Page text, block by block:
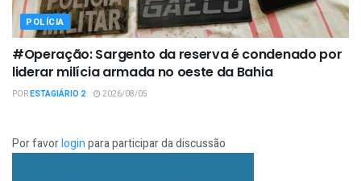
POLÍCIA
#Operação: Sargento da reserva é condenado por
liderar milícia armada no oeste da Bahia
PORESTAGIÁRIO 2 2026/08/05
Por favorloginpara participar da discussão